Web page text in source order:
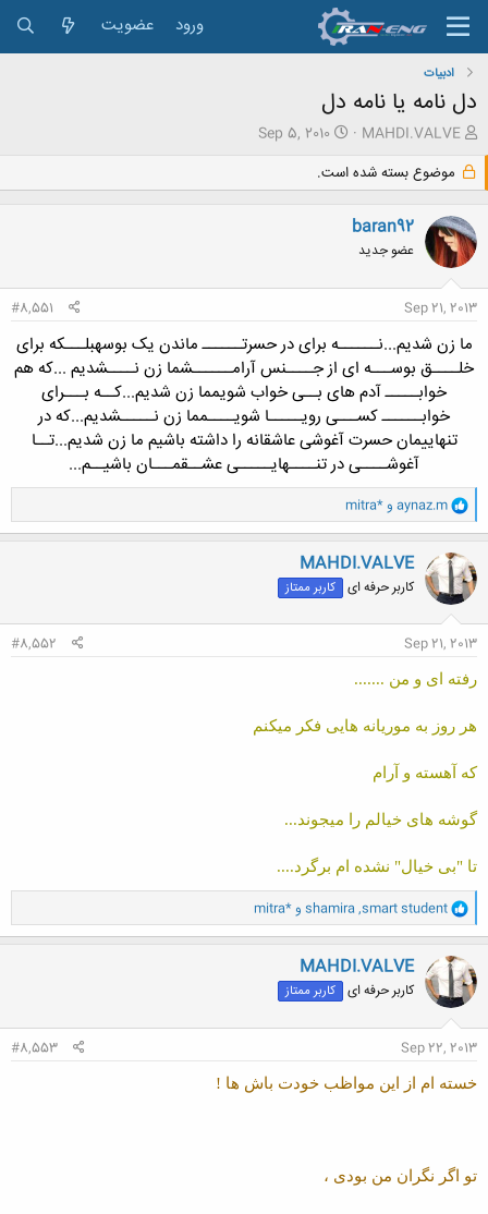
ورود عضویت
ادبیات
دل نامه یا نامه دل
ش
ع
ک
ن
ن
د
ه
م
ض
و
MAHDI.VALVE
ت
ر
ی
ع
Sep 5, 2010
موضوع بسته شده است.
baran92
عضو جدید
Sep 21, 2013
#8,551
ما زن شدیم...نــــــه برای در حسرتــــــ ماندن یک بوسهبلـــکه برای
خلــــق بوســـه ای از جــــنس آرامــــــشما زن نــــشدیم ...که هم
خوابـــــ آدم های بــی خواب شویمما زن شدیم...کــه بـــرای
خوابــــــ کســـی رویـــــا شویــــمما زن نـــــشدیم...که در
تنهاییمان حسرت آغوشی عاشقانه را داشته باشیم ما زن شدیم...تــا
آغوشــــی در تنــــهایـــــی عشــقمـــان باشیــم...
و
ا
ک
ن
ش
ه
ا
aynaz.m و mitra*
MAHDI.VALVE
کاربر حرفه ای کاربر ممتاز
Sep 21, 2013
#8,552
رفته ای و من .......
هر روز به موریانه هایی فکر میکنم
که آهسته و آرام
گوشه های خیالم را میجوند...
تا "بی خیال" نشده ام برگرد....
و
ا
ک
ن
ش
ه
ا
smart student
,
shamira وmitra*
MAHDI.VALVE
کاربر حرفه ای کاربر ممتاز
Sep 22, 2013
#8,553
خسته ام از این مواظب خودت باش ها !
تو اگر نگران من بودی ،